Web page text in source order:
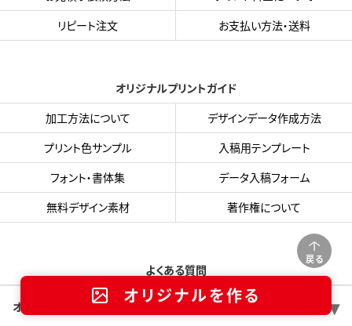
戻る
オリジナルを作る
リピート注文
お支払い方法・送料
オリジナルプリントガイド
加工方法について
デザインデータ作成方法
プリント色サンプル
入稿用テンプレート
フォント・書体集
データ入稿フォーム
無料デザイン素材
著作権について
よくある質問
オリジナルTシャツは何枚から注文できますか？